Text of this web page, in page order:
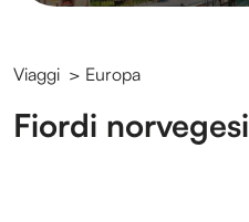
Viaggi > Europa
Fiordi norvegesi